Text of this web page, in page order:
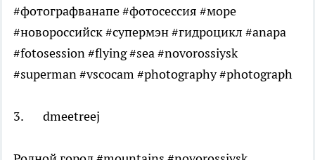
#фотографванапе #фотосессия #море
#новороссийск #супермэн #гидроцикл #anapa
#fotosession #flying #sea #novorossiysk
#superman #vscocam #photography #photograph
3. dmeetreej